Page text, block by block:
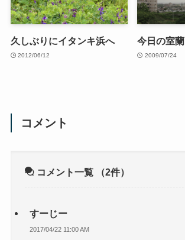
久しぶりにイタンキ浜へ
2012/06/12
今日の室蘭
2009/07/24
コメント
コメント一覧 （2件）
すーじー
2017/04/22 11:00 AM